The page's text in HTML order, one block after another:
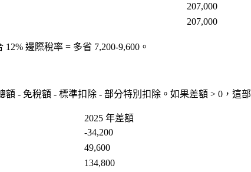
207,000
207,000
邊際稅率 = 多省 7,200-9,600。
額 - 免稅額 - 標準扣除 - 部分特別扣除。如果差額 > 0，這
2025 年差額
-34,200
49,600
134,800